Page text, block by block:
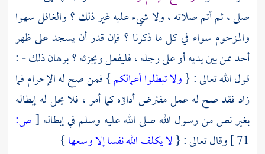
صلى ، ثم أتم صلاته ، ولا شيء عليه غير ذلك ؟ والغافل سهوا
والمزحوم سواء في كل ما ذكرنا ؟ فإن قدر أن يسجد على ظهر
أحد ممن بين يديه أو على رجله ، فليفعل ويجزئه ؟ برهان ذلك - :
قول الله تعالى : {ولا تبطلوا أعمالكم} فمن صح له الإحرام فما
زاد فقد صح له عمل مفترض أداؤه كما أمر ، فلا يحل له إبطاله
بغير نص من رسول الله صلى الله عليه وسلم في إبطاله [ص:
71 ] وقال تعالى : {لا يكلف الله نفسا إلا وسعها}